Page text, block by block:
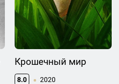
Крошечный мир
8.0 2020